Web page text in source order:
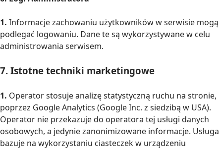
1. Informacje zachowaniu użytkowników w serwisie mogą
podlegać logowaniu. Dane te są wykorzystywane w celu
administrowania serwisem.
7. Istotne techniki marketingowe
1. Operator stosuje analizę statystyczną ruchu na stronie,
poprzez Google Analytics (Google Inc. z siedzibą w USA).
Operator nie przekazuje do operatora tej usługi danych
osobowych, a jedynie zanonimizowane informacje. Usługa
bazuje na wykorzystaniu ciasteczek w urządzeniu